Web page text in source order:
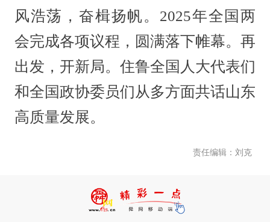
风浩荡，奋楫扬帆。2025年全国两
会完成各项议程，圆满落下帷幕。再
出发，开新局。住鲁全国人大代表们
和全国政协委员们从多方面共话山东
高质量发展。
责任编辑：刘克